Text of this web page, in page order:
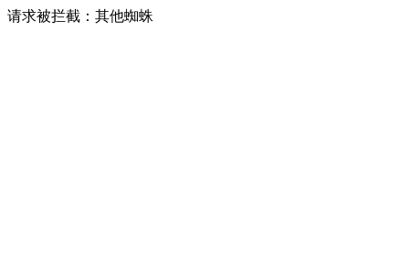
请求被拦截：其他蜘蛛